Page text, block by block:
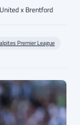
x Brentford
Premier League